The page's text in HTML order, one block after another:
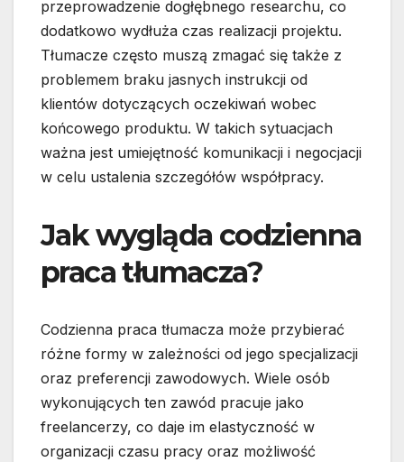
przeprowadzenie dogłębnego researchu, co
dodatkowo wydłuża czas realizacji projektu.
Tłumacze często muszą zmagać się także z
problemem braku jasnych instrukcji od
klientów dotyczących oczekiwań wobec
końcowego produktu. W takich sytuacjach
ważna jest umiejętność komunikacji i negocjacji
w celu ustalenia szczegółów współpracy.
Jak wygląda codzienna
praca tłumacza?
Codzienna praca tłumacza może przybierać
różne formy w zależności od jego specjalizacji
oraz preferencji zawodowych. Wiele osób
wykonujących ten zawód pracuje jako
freelancerzy, co daje im elastyczność w
organizacji czasu pracy oraz możliwość